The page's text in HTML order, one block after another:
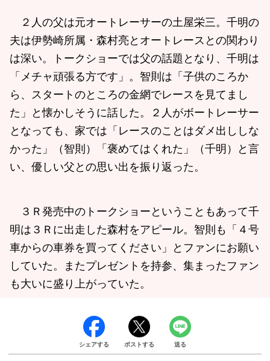
２人の父は元オートレーサーの土屋栄三。千明の
夫は伊勢崎所属・森村亮とオートレースとの関わり
は深い。トークショーでは父の話題となり、千明は
「メチャ頑張る方です」。智則は「子供のころか
ら、スタートのところの金網でレースを見てまし
た」と懐かしそうに話した。２人がボートレーサー
となっても、家では「レースのことはダメ出ししな
かった」（智則）「褒めてはくれた」（千明）と言
い、優しい父との思い出を振り返った。
３Ｒ発売中のトークショーということもあって千
明は３Ｒに出走した森村をアピール。智則も「４号
車からの車券を買ってください」とファンにお願い
していた。またプレゼントを持参、集まったファン
も大いに盛り上がっていた。
シェアする ポストする 送る